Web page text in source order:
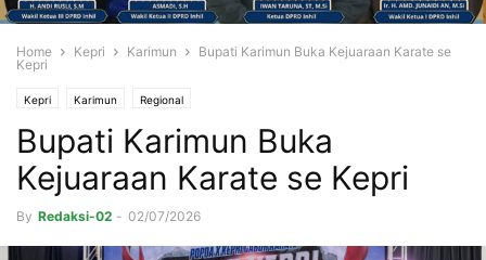
Home Kepri Karimun
Bupati Karimun Buka Kejuaraan Karate se
Kepri
Kepri Karimun Regional
Bupati Karimun Buka
Kejuaraan Karate se Kepri
By Redaksi-02 - 02/07/2026